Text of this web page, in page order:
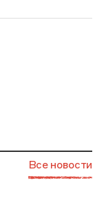
Все новости